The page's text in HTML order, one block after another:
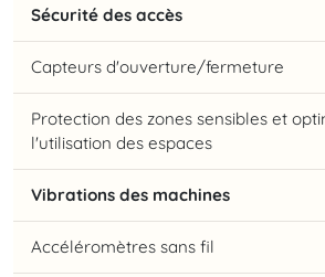
Sécurité des accès
Capteurs d'ouverture/fermeture
Protection des zones sensibles et
l'utilisation des espaces
Vibrations des machines
Accéléromètres sans fil